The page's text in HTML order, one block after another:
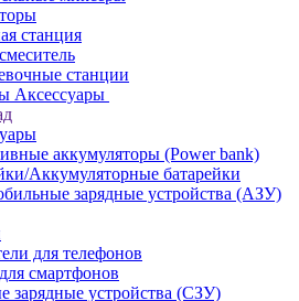
станция
станции
Аксессуары
аккумуляторы (Power bank)
Аккумуляторные батарейки
зарядные устройства (АЗУ)
для телефонов
смартфонов
зарядные устройства (СЗУ)